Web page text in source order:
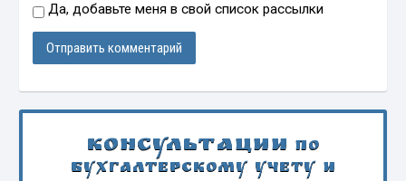
Да, добавьте меня в свой список рассылки
Консультации по
бухгалтерскому учету и